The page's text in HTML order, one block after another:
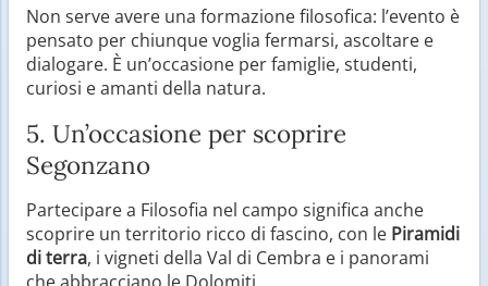
Non serve avere una formazione filosofica: l’evento è
pensato per chiunque voglia fermarsi, ascoltare e
dialogare. È un’occasione per famiglie, studenti,
curiosi e amanti della natura.
5. Un’occasione per scoprire
Segonzano
Partecipare a Filosofia nel campo significa anche
scoprire un territorio ricco di fascino, con le Piramidi
di terra, i vigneti della Val di Cembra e i panorami